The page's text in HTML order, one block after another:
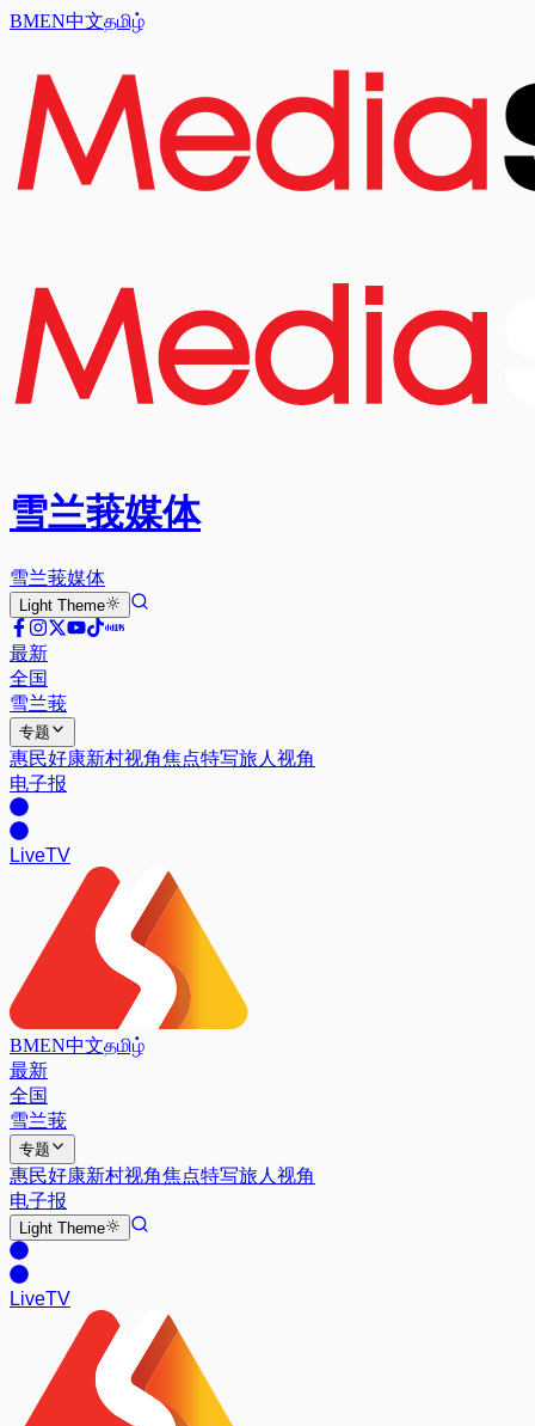
BMEN中文தமிழ்
雪兰莪媒体
雪兰莪媒体
Light Theme
最新
全国
雪兰莪
专题
惠民好康新村视角焦点特写旅人视角
电子报
LiveTV
BMEN中文தமிழ்
最新
全国
雪兰莪
专题
惠民好康新村视角焦点特写旅人视角
电子报
Light Theme
LiveTV